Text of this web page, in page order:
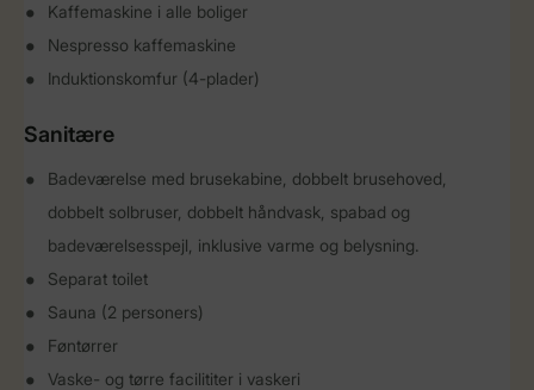
Kaffemaskine i alle boliger
Nespresso kaffemaskine
Induktionskomfur (4-plader)
Sanitære
Badeværelse med brusekabine, dobbelt brusehoved,
dobbelt solbruser, dobbelt håndvask, spabad og
badeværelsesspejl, inklusive varme og belysning.
Separat toilet
Sauna (2 personers)
Føntørrer
Vaske- og tørre facilititer i vaskeri